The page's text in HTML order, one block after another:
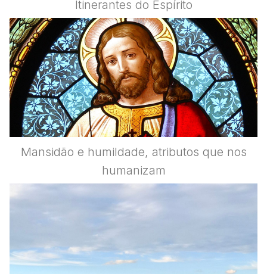
Itinerantes do Espírito
Mansidão e humildade, atributos que nos
humanizam